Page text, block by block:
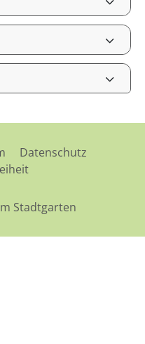
Datenschutz
Stadtgarten